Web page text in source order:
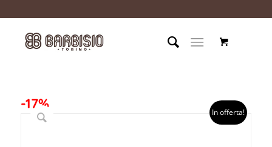
-17%
In offerta!